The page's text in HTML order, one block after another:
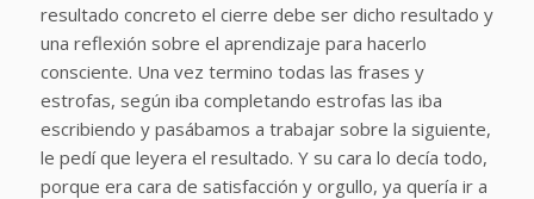
resultado concreto el cierre debe ser dicho resultado y
una reflexión sobre el aprendizaje para hacerlo
consciente. Una vez termino todas las frases y
estrofas, según iba completando estrofas las iba
escribiendo y pasábamos a trabajar sobre la siguiente,
le pedí que leyera el resultado. Y su cara lo decía todo,
porque era cara de satisfacción y orgullo, ya quería ir a